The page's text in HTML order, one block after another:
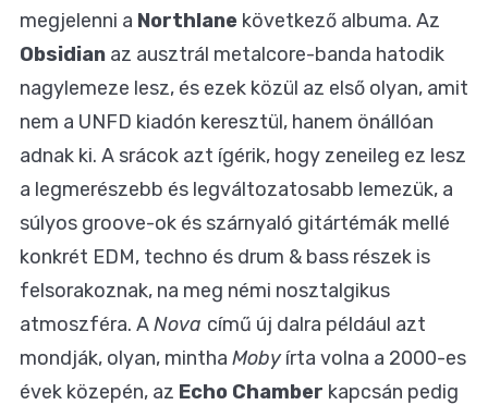
megjelenni a Northlane következő albuma. Az
Obsidian az ausztrál metalcore-banda hatodik
nagylemeze lesz, és ezek közül az első olyan, amit
nem a UNFD kiadón keresztül, hanem önállóan
adnak ki. A srácok azt ígérik, hogy zeneileg ez lesz
a legmerészebb és legváltozatosabb lemezük, a
súlyos groove-ok és szárnyaló gitártémák mellé
konkrét EDM, techno és drum & bass részek is
felsorakoznak, na meg némi nosztalgikus
atmoszféra. ANova című új dalra például azt
mondják, olyan, mintha Mobyírta volna a 2000-es
évek közepén, az Echo Chamber kapcsán pedig